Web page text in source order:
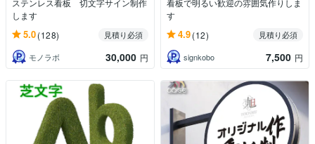
ステンレス看板 切文字サイン制作
します
5.0(128)
見積り必須
モノラボ
30,000 円
看板で明るい歓迎の雰囲気作りしま
す
4.9(12)
見積り必須
signkobo
7,500 円